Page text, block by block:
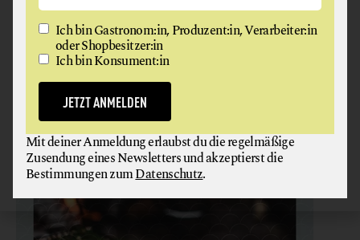
Ich bin Gastronom:in, Produzent:in, Verarbeiter:in
oder Shopbesitzer:in
Ich bin Konsument:in
JETZT ANMELDEN
Mit deiner Anmeldung erlaubst du die regelmäßige
Zusendung eines Newsletters und akzeptierst die
Bestimmungen zumDatenschutz.